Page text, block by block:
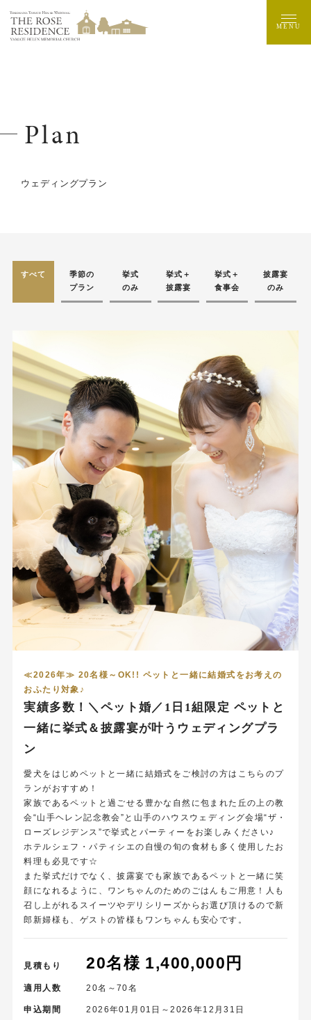
MENU
Plan
ウェディングプラン
すべて
季節の
プラン
挙式
のみ
挙式＋
披露宴
挙式＋
食事会
披露宴
のみ
≪2026年≫ 20名様～OK!! ペットと一緒に結婚式をお考えの
おふたり対象♪
実績多数！＼ペット婚／1日1組限定 ペットと
一緒に挙式＆披露宴が叶うウェディングプラ
ン
愛犬をはじめペットと一緒に結婚式をご検討の方はこちらのプ
ランがおすすめ！
家族であるペットと過ごせる豊かな自然に包まれた丘の上の教
会“山手ヘレン記念教会”と山手のハウスウェディング会場“ザ・
ローズレジデンス”で挙式とパーティーをお楽しみください♪
ホテルシェフ・パティシエの自慢の旬の食材も多く使用したお
料理も必見です☆
また挙式だけでなく、披露宴でも家族であるペットと一緒に笑
顔になれるように、ワンちゃんのためのごはんもご用意！人も
召し上がれるスイーツやデリシリーズからお選び頂けるので新
郎新婦様も、ゲストの皆様もワンちゃんも安心です。
見積もり 20名様 1,400,000円
適用人数 20名～70名
申込期間 2026年01月01日～2026年12月31日